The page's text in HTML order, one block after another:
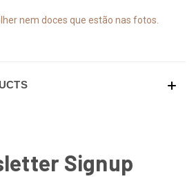
nem doces que estão nas fotos.
Signup